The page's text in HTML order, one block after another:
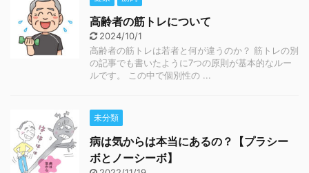
高齢者の筋トレについて
2024/10/1
高齢者の筋トレは若者と何が違うのか？ 筋トレの別
の記事でも書いたように7つの原則が基本的なルー
ルです。 この中で個別性の ...
未分類
病は気からは本当にあるの？【プラシー
ボとノーシーボ】